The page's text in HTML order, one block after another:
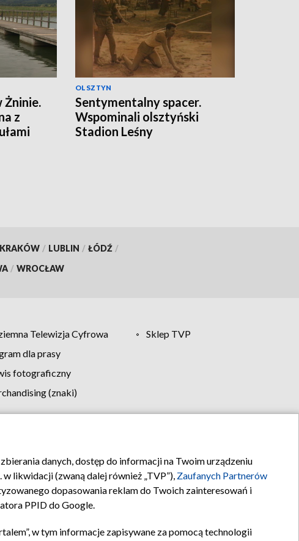
Żninie.
z
OLSZTYN
Sentymentalny spacer.
Wspominali olsztyński
Stadion Leśny
KRAKÓW / LUBLIN / ŁÓDŹ /
/ WROCŁAW
Telewizja Cyfrowa
Sklep TVP
dla prasy
fotograficzny
(znaki)
reklamy Kontakt
danych, dostęp do informacji na Twoim urządzeniu
likwidacji (zwaną dalej również „TVP”), Zaufanych Partnerów
dopasowania reklam do Twoich zainteresowań i
PPID do Google.
w tym informacje zapisywane za pomocą technologii